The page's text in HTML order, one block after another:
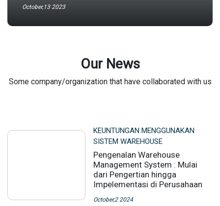
October,13 2023
Our News
Some company/organization that have collaborated with us
KEUNTUNGAN MENGGUNAKAN
SISTEM WAREHOUSE
Pengenalan Warehouse
Management System : Mulai
dari Pengertian hingga
Impelementasi di Perusahaan
October,2 2024